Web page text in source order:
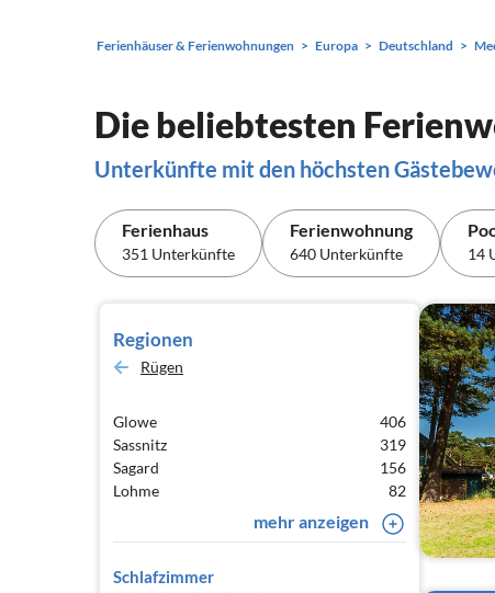
Ferienhäuser & Ferienwohnungen Europa Deutschland
Die beliebtesten
Unterkünfte mit den höchsten
Ferienhaus
351 Unterkünfte
Ferienwohnung
640 Unterkünfte 14
Regionen
Rügen
Glowe
406
Sassnitz
319
Sagard
156
Lohme
82
mehr anzeigen
Schlafzimmer